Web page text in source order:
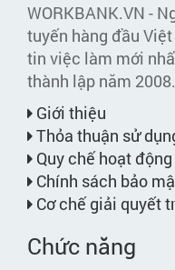
WORKBANK.VN -
tuyến hàng đầu
tin việc làm mới
thành lập năm 2008.
Giới thiệu
Thỏa thuận sử
Quy chế hoạt động
Chính sách bảo
Cơ chế giải quyết
Chức năng